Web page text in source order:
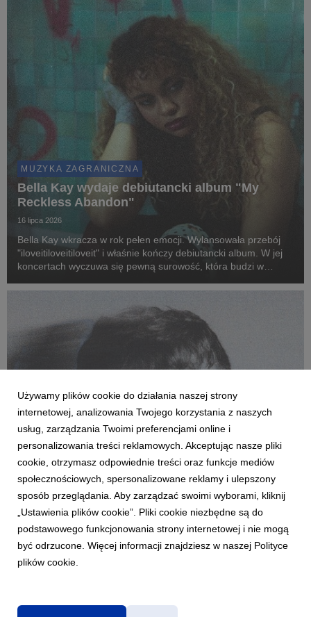
MUZYKA ZAGRANICZNA
Bella Kay wydaje debiutancki album "My
Reckless Abandon"
16 lipca 2026
Bella Kay wkracza w rok pełen emocji. Wylansowała przebój
"iloveitiloveitiloveit" i właśnie kończy debiutancki album. W jej
koncertach wyczuwa się pewną surowość, która budzi w
MUZYKA ZAGRANICZNA
Teddy Swims z głębi serca o rozstaniu. "Break
Up in Reverse" najsmutniejszą piosenką lata
13 lipca 2026
Nominowany do Grammy, zdobywca diamentowej płyty,
supergwiazdor - Teddy Swims - zaprezentował swój
najbardziej wrażliwy singiel w karierze. Przepełniony miłością
Używamy plików cookie do działania naszej strony
internetowej, analizowania Twojego korzystania z naszych
usług, zarządzania Twoimi preferencjami online i
personalizowania treści reklamowych. Akceptując nasze pliki
cookie, otrzymasz odpowiednie treści oraz funkcje mediów
społecznościowych, spersonalizowane reklamy i ulepszony
sposób przeglądania. Aby zarządzać swoimi wyborami, kliknij
„Ustawienia plików cookie”. Pliki cookie niezbędne są do
podstawowego funkcjonowania strony internetowej i nie mogą
być odrzucone. Więcej informacji znajdziesz w naszej Polityce
plików cookie.